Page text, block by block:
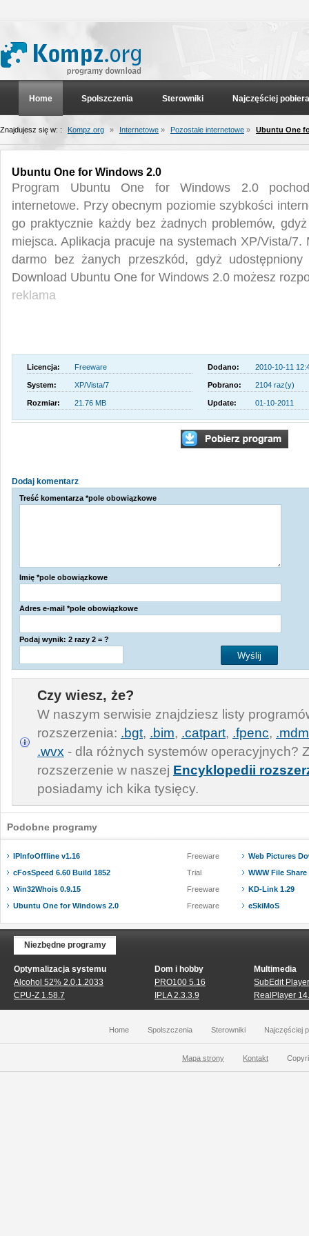
Home Spolszczenia Sterowniki Najczęściej
Znajdujesz się w: : Kompz.org » Internetowe » Pozostałe internetowe » Ubuntu One
Ubuntu One for Windows 2.0
Program Ubuntu One for Windows 2.0
internetowe. Przy obecnym poziomie szybkości
go praktycznie każdy bez żadnych problemów,
miejsca. Aplikacja pracuje na systemach XP/Vista/
darmo bez żanych przeszkód, gdyż
Download Ubuntu One for Windows 2.0 możesz
reklama
Licencja: Freeware Dodano: 2010-10-11
System: XP/Vista/7 Pobrano: 2104 raz(y)
Rozmiar: 21.76 MB Update: 01-10-2011
Dodaj komentarz
Treść komentarza *pole obowiązkowe
Imię *pole obowiązkowe
Adres e-mail *pole obowiązkowe
Podaj wynik: 2 razy 2 = ?
Czy wiesz, że?
W naszym serwisie znajdziesz listy
rozszerzenia: .bgt, .bim, .catpart, .fpenc, .mdm
.wvx - dla różnych systemów operacyjnych?
rozszerzenie w naszej Encyklopedii
posiadamy ich kika tysięcy.
Podobne programy
IPInfoOffline v1.16
Freeware
cFosSpeed 6.60 Build 1852
Trial
Win32Whois 0.9.15
Freeware
Ubuntu One for Windows 2.0
Freeware
Web Pictures
WWW File Share
KD-Link 1.29
eSkiMoS
Niezbędne programy
Optymalizacja systemu
Alcohol 52% 2.0.1.2033
CPU-Z 1.58.7
Dom i hobby
PRO100 5.16
IPLA 2.3.3.9
Multimedia
SubEdit
RealPlayer
Home Spolszczenia Sterowniki Najczęściej
Mapa strony Kontakt